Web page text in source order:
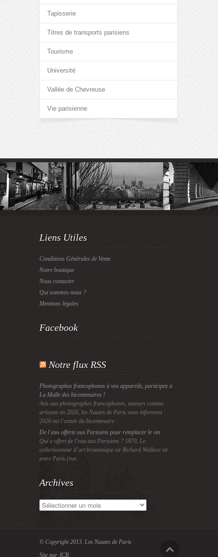
Tapisserie
Titres de transports parisiens
Tourisme
Université
Vallée de Chevreuse
Vie parisienne
Liens Utiles
Conditions Générales de Vente
Notre boutique
Nous contacter
Qui sommes-nous ?
Mentions légales
Facebook
Notre flux RSS
Photographes francophones à vos appareils, participez à
La Malle des bicentenaires !
Avis aux photographes francophones, auteurs comme
artisans en 2026, les Nautes de Paris vous informent :
2026 est l’année du bicentenaire
De l’eau offerte aux Parisiens pour remplacer le vin
Qui a offert de l’eau aux Parisiens ? 1870, Le
collectionneur d’art britannique sir Richard Wallace vit
entre Paris (rue
Archives
Archives
© Copyright 2013. Les Nautes de Paris
Site par JCB